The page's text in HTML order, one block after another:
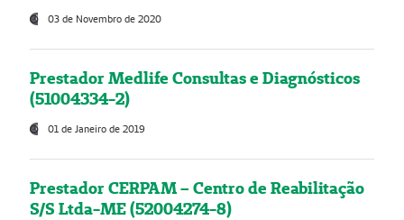
03 de Novembro de 2020
Prestador Medlife Consultas e Diagnósticos
(51004334-2)
01 de Janeiro de 2019
Prestador CERPAM – Centro de Reabilitação
S/S Ltda-ME (52004274-8)